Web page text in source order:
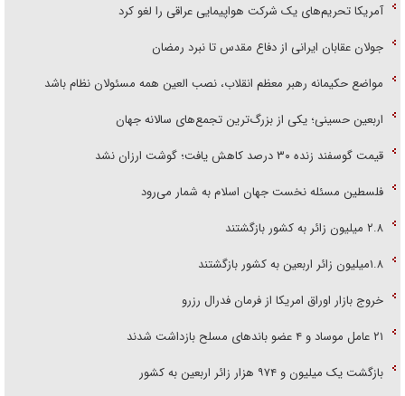
آمریکا تحریم‌های یک شرکت هواپیمایی عراقی را لغو کرد
جولان عقابان ایرانی از دفاع مقدس تا نبرد رمضان
مواضع حکیمانه رهبر معظم انقلاب، نصب العین همه مسئولان نظام باشد
اربعین حسینی؛ یکی از بزرگ‌ترین تجمع‌های سالانه جهان
قیمت گوسفند زنده ۳۰ درصد کاهش یافت؛ گوشت ارزان نشد
فلسطین مسئله نخست جهان اسلام به شمار می‌رود
۲.۸ میلیون زائر به کشور بازگشتند
۱.۸میلیون زائر اربعین به کشور بازگشتند
خروج بازار اوراق امریکا از فرمان فدرال رزرو
۲۱ عامل موساد و ۴ عضو باند‌های مسلح بازداشت شدند
بازگشت یک میلیون و ۹۷۴ هزار زائر اربعین به کشور